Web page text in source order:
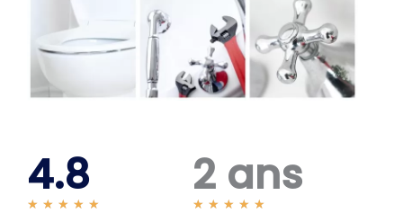
4.8
★ ★ ★ ★ ★
2 ans
★ ★ ★ ★ ★